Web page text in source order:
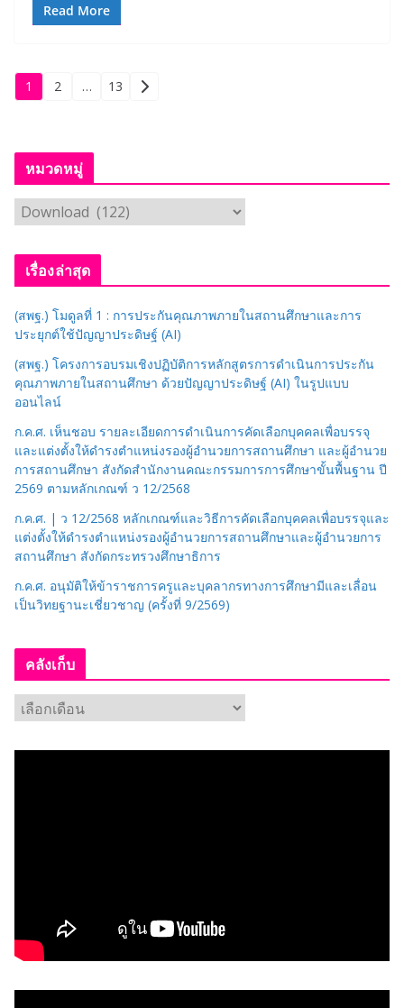
Read More
Posts
1 2 … 13
หมวดหมู่
ม
ว
มู่
เรื่องล่าสุด
(สพฐ.) โมดูลที่ 1 : การประกันคุณภาพภายในสถานศึกษาและการ
ประยุกต์ใช้ปัญญาประดิษฐ์ (AI)
(สพฐ.) โครงการอบรมเชิงปฏิบัติการหลักสูตรการดำเนินการประกัน
คุณภาพภายในสถานศึกษา ด้วยปัญญาประดิษฐ์ (AI) ในรูปแบบ
ออนไลน์
ก.ค.ศ. เห็นชอบ รายละเอียดการดำเนินการคัดเลือกบุคคลเพื่อบรรจุ
และแต่งตั้งให้ดำรงตำแหน่งรองผู้อำนวยการสถานศึกษา และผู้อำนวย
การสถานศึกษา สังกัดสำนักงานคณะกรรมการการศึกษาขั้นพื้นฐาน ปี
2569 ตามหลักเกณฑ์ ว 12/2568
ก.ค.ศ. | ว 12/2568 หลักเกณฑ์และวิธีการคัดเลือกบุคคลเพื่อบรรจุและ
แต่งตั้งให้ดำรงตำแหน่งรองผู้อำนวยการสถานศึกษาและผู้อำนวยการ
สถานศึกษา สังกัดกระทรวงศึกษาธิการ
ก.ค.ศ. อนุมัติให้ข้าราชการครูและบุคลากรทางการศึกษามีและเลื่อน
เป็นวิทยฐานะเชี่ยวชาญ (ครั้งที่ 9/2569)
คลังเก็บ
ลั
ง